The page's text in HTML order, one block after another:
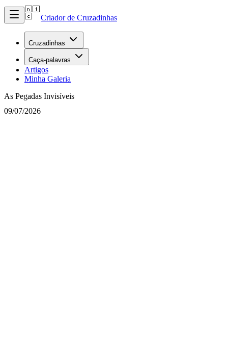
Criador de Cruzadinhas
Cruzadinhas
Caça-palavras
Artigos
Minha Galeria
As Pegadas Invisíveis
09/07/2026